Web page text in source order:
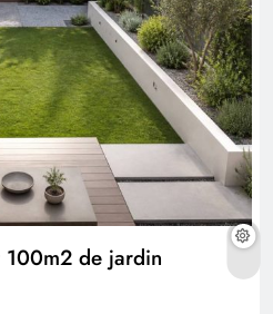
100m2 de jardin